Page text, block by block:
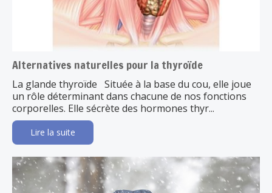
Alternatives naturelles pour la thyroïde
La glande thyroïde Située à la base du cou, elle joue
un rôle déterminant dans chacune de nos fonctions
corporelles. Elle sécrète des hormones thyr...
Lire la suite